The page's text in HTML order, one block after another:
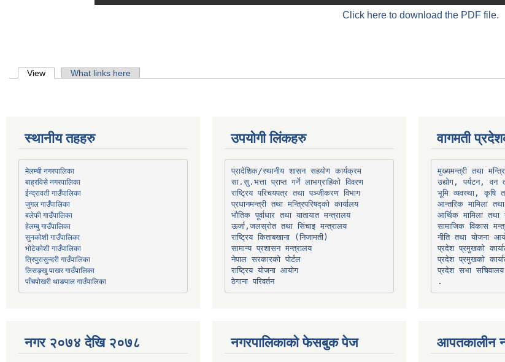
Click here to download the PDF file.
Primary tabs
View (active tab)What links here
स्थानीय तहहरु
मेलम्ची नगरपालिका
बाह्रविसे नगरपालिका
ईन्द्रावती गाउँपालिका
जुगल गाउँपालिका
बलेफी गाउँपालिका
हेलम्बु गाउँपालिका
सुनकोशी गाउँपालिका
भोटेकोशी गाउँपालिका
त्रिपुरासुन्दरी गाउँपालिका
लिसङ्खु पाखर गाउँपालिका
पाँचपोखरी थाङपाल गाउँपालिका
नगर २०७४ देखि २०७८
उपयोगी लिंकहरु
प्रादेशिक/स्थानीय शासन सहयोग कार्यक्रम
सा.सु.भत्ता प्राप्त गर्ने लाभग्राहिको विवरण
राष्ट्रिय परिचयपत्र तथा पञ्‍जीकरण विभाग
प्रधानमन्त्री तथा मन्त्रिपरिषद्को कार्यालय
भौतिक पूर्वाधार तथा यातायात मन्त्रालय
ऊर्जा,जलस्रोत तथा सिंचाइ मन्त्रालय
सामान्य प्रशासन मन्त्रालय
नेपाल सरकारको पोर्टल
राष्ट्रिय योजना आयोग
ठेगाना परिवर्तन
नगरपालिकाको फेसबुक पेज
वागमती
उद्योग, पर्यटन, वन
भूमि व्यवस्था, कृषि
सामाजिक विकास
प्रदेश प्रमुखको
प्रदेश प्रमुखको
प्रदेश सभा सचिवालय
आपतकालीन